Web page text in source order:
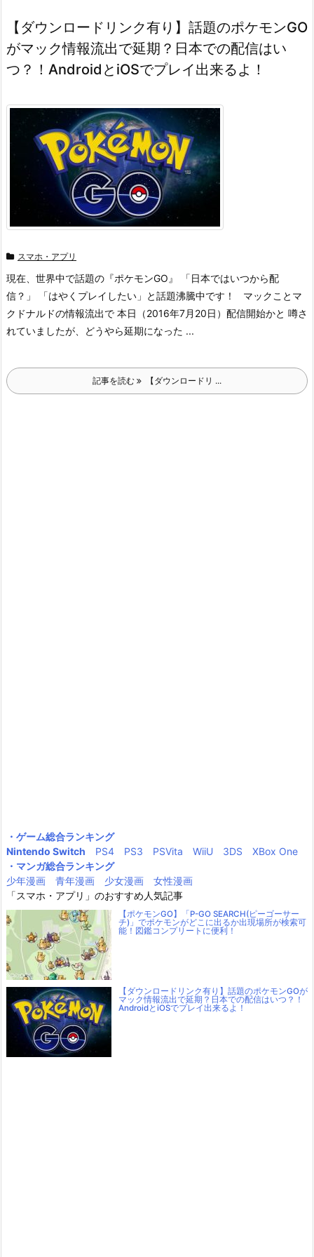
【ダウンロードリンク有り】話題のポケモンGO
がマック情報流出で延期？日本での配信はい
つ？！AndroidとiOSでプレイ出来るよ！
スマホ・アプリ
現在、世界中で話題の『ポケモンGO』 「日本ではいつから配
信？」 「はやくプレイしたい」と話題沸騰中です！ マックことマ
クドナルドの情報流出で 本日（2016年7月20日）配信開始かと 噂さ
れていましたが、どうやら延期になった ...
記事を読む 【ダウンロードリ ...
・ゲーム総合ランキング
Nintendo Switch
PS4 PS3 PSVita WiiU 3DS
XBox One
・マンガ総合ランキング
少年漫画
青年漫画 少女漫画
女性漫画
「スマホ・アプリ」のおすすめ人気記事
【ポケモンGO】「P-GO SEARCH(ピーゴーサー
チ)」でポケモンがどこに出るか出現場所が検索可
能！図鑑コンプリートに便利！
【ダウンロードリンク有り】話題のポケモンGOが
マック情報流出で延期？日本での配信はいつ？！
AndroidとiOSでプレイ出来るよ！